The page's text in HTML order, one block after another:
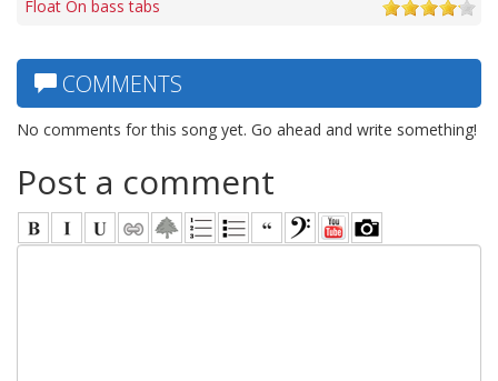
Float On bass tabs
COMMENTS
No comments for this song yet. Go ahead and write something!
Post a comment